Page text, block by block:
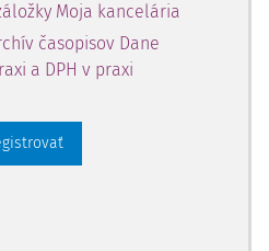
Moja kancelária
časopisov Dane
a DPH v praxi